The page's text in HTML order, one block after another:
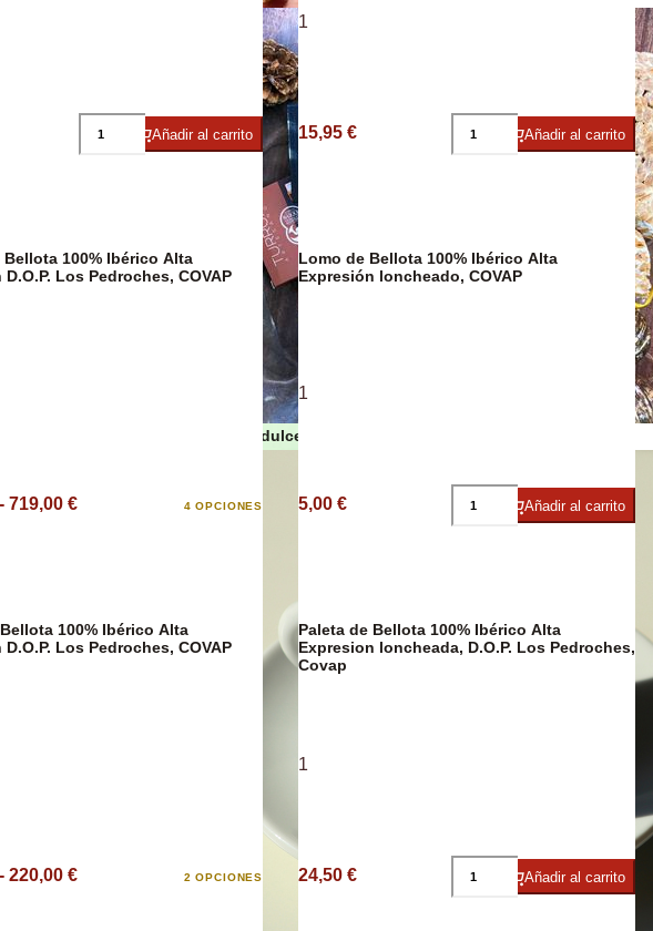
carne, patés y foie
Arroces y Legumbres
Turrones y dulces de Navidad
Añadir al carrito
1
15,95 € Añadir al carrito
Bellota 100% Ibérico Alta
Los Pedroches, COVAP
719,00 € 4 OPCIONES
Lomo de Bellota 100% Ibérico Alta
Expresión loncheado, COVAP
1
5,00 € Añadir al carrito
100% Ibérico Alta
Los Pedroches, COVAP
220,00 € 2 OPCIONES
Paleta de Bellota 100% Ibérico Alta
Expresion loncheada, D.O.P. Los Pedroches,
Covap
1
24,50 € Añadir al carrito